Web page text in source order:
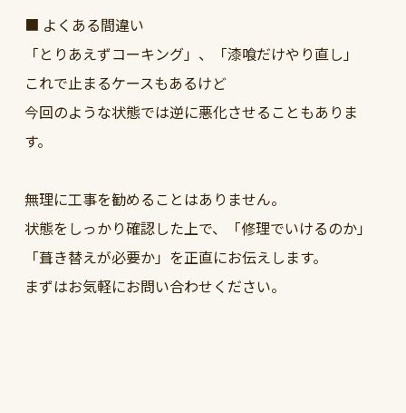
■ よくある間違い
「とりあえずコーキング」、「漆喰だけやり直し」
これで止まるケースもあるけど
今回のような状態では逆に悪化させることもありま
す。
無理に工事を勧めることはありません。
状態をしっかり確認した上で、「修理でいけるのか」
「葺き替えが必要か」を正直にお伝えします。
まずはお気軽にお問い合わせください。